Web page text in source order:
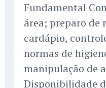
Fundamental
área; preparo de
cardápio,
normas de
manipulação de
Disponibilidade